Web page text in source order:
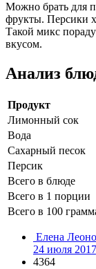
Можно брать для
фрукты. Персики
Такой микс
вкусом.
Анализ
Продукт
Лимонный сок
Вода
Сахарный песок
Персик
Всего в блюде
Всего в 1 порции
Всего в 100
Елена
24 июля
4364